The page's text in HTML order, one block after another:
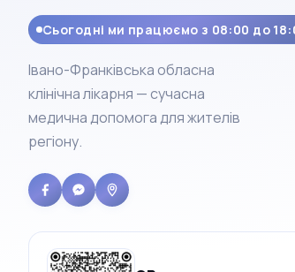
Сьогодні ми працюємо з 08:00 до
Івано-Франківська обласна
клінічна лікарня — сучасна
медична допомога для жителів
регіону.